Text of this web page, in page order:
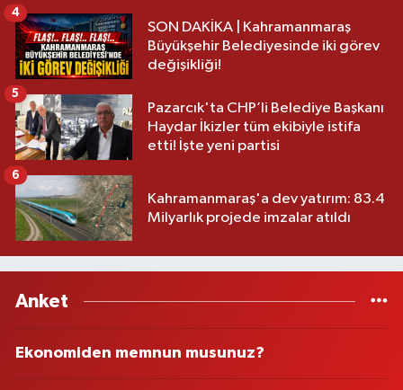
SON DAKİKA | Kahramanmaraş
Büyükşehir Belediyesinde iki görev
değişikliği!
4
Pazarcık'ta CHP’li Belediye Başkanı
Haydar İkizler tüm ekibiyle istifa
etti! İşte yeni partisi
5
Kahramanmaraş'a dev yatırım: 83.4
Milyarlık projede imzalar atıldı
6
Anket
Ekonomiden memnun musunuz?